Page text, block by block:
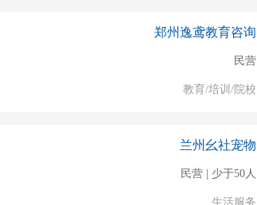
郑州逸鸢教育咨询
民营
教育/培训/院校
兰州幺社宠物
民营 | 少于50人
生活服务